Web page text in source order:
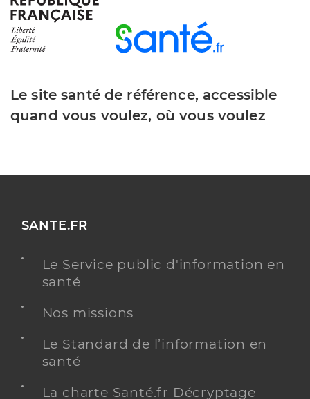
Le site santé de référence, accessible
quand vous voulez, où vous voulez
SANTE.FR
Le Service public d'information en
santé
Nos missions
Le Standard de l’information en
santé
La charte Santé.fr Décryptage